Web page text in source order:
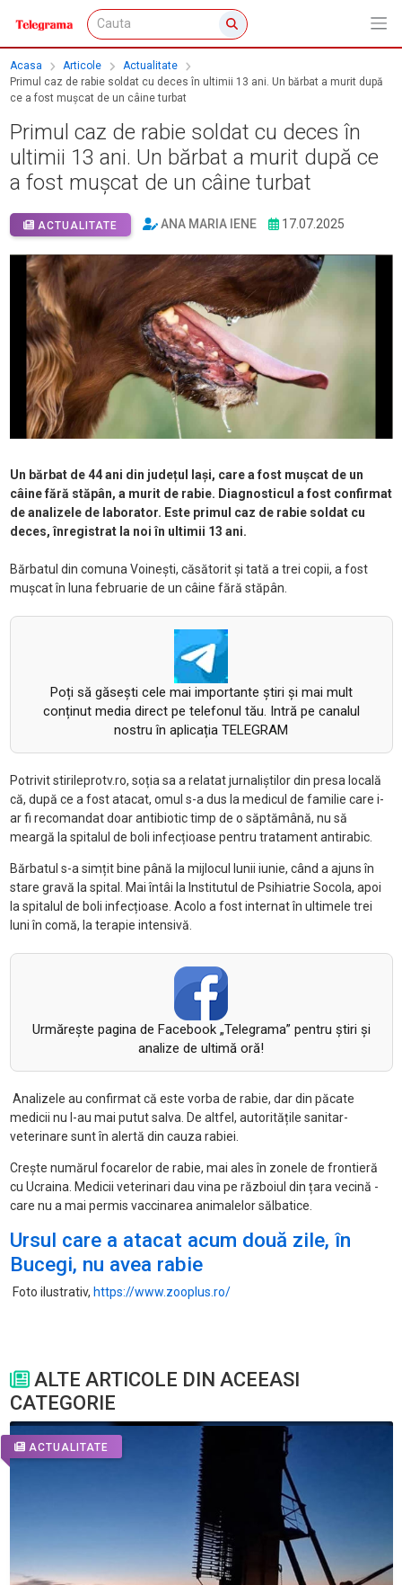
Acasa Articole
Actualitate
Primul caz de rabie soldat cu deces în ultimii 13 ani. Un bărbat a murit după
ce a fost mușcat de un câine turbat
Primul caz de rabie soldat cu deces în
ultimii 13 ani. Un bărbat a murit după ce
a fost mușcat de un câine turbat
ACTUALITATE ANA MARIA IENE 17.07.2025
Un bărbat de 44 ani din județul Iași, care a fost mușcat de un
câine fără stăpân, a murit de rabie. Diagnosticul a fost confirmat
de analizele de laborator. Este primul caz de rabie soldat cu
deces, înregistrat la noi în ultimii 13 ani.
Bărbatul din comuna Voinești, căsătorit și tată a trei copii, a fost
mușcat în luna februarie de un câine fără stăpân.
Poți să găsești cele mai importante știri și mai mult
conținut media direct pe telefonul tău. Intră pe canalul
nostru în aplicația TELEGRAM
Potrivit stirileprotv.ro, soția sa a relatat jurnaliștilor din presa locală
că, după ce a fost atacat, omul s-a dus la medicul de familie care i-
ar fi recomandat doar antibiotic timp de o săptămână, nu să
meargă la spitalul de boli infecțioase pentru tratament antirabic.
Bărbatul s-a simțit bine până la mijlocul lunii iunie, când a ajuns în
stare gravă la spital. Mai întâi la Institutul de Psihiatrie Socola, apoi
la spitalul de boli infecțioase. Acolo a fost internat în ultimele trei
luni în comă, la terapie intensivă.
Urmăreşte pagina de Facebook „Telegrama” pentru ştiri şi
analize de ultimă oră!
Analizele au confirmat că este vorba de rabie, dar din păcate
medicii nu l-au mai putut salva. De altfel, autoritățile sanitar-
veterinare sunt în alertă din cauza rabiei.
Crește numărul focarelor de rabie, mai ales în zonele de frontieră
cu Ucraina. Medicii veterinari dau vina pe războiul din țara vecină -
care nu a mai permis vaccinarea animalelor sălbatice.
Ursul care a atacat acum două zile, în
Bucegi, nu avea rabie
Foto ilustrativ, https://www.zooplus.ro/
ALTE ARTICOLE DIN ACEEASI
CATEGORIE
ACTUALITATE